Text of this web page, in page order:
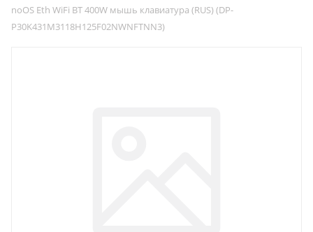
noOS Eth WiFi BT 400W мышь клавиатура (RUS) (DP-
P30K431M3118H125F02NWNFTNN3)